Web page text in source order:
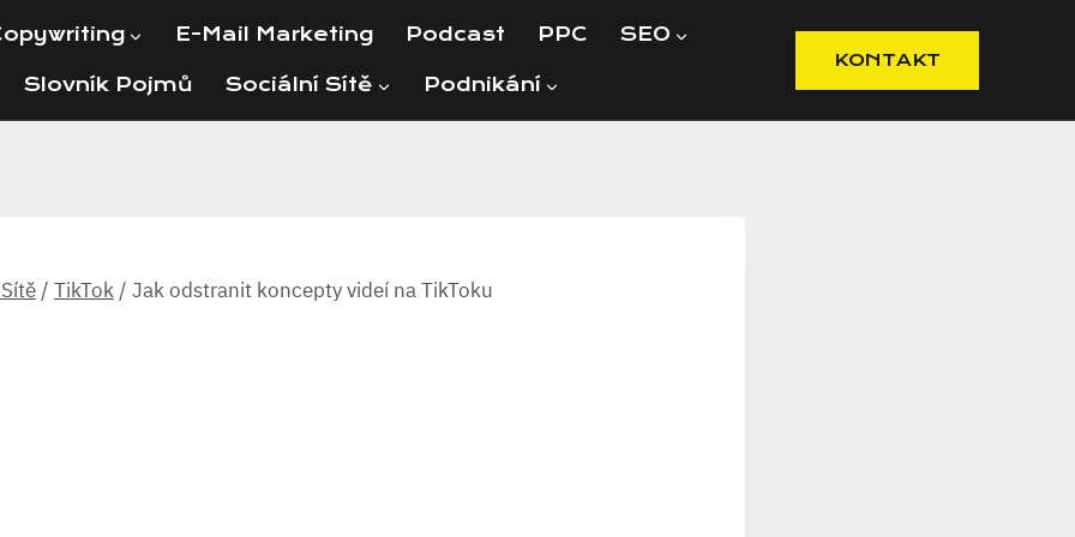
E-Mail Marketing Podcast PPC SEO
Slovník Pojmů Sociální Sítě Podnikání
KONTAKT
/ TikTok / Jak odstranit koncepty videí na TikToku